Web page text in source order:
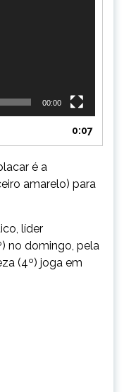
00:00
0:07
é a
amarelo) para
líder
no domingo, pela
(4º) joga em